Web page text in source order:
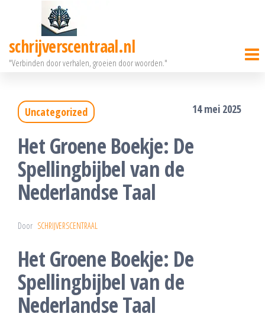
deschrijverscentraal.nl
"Verbinden door verhalen, groeien door woorden."
Uncategorized 14 mei 2025
Het Groene Boekje: De
Spellingbijbel van de
Nederlandse Taal
Door SCHRIJVERSCENTRAAL
Het Groene Boekje: De
Spellingbijbel van de
Nederlandse Taal